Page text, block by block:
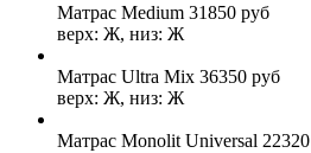
Матрас Medium 31850 руб
верх: Ж, низ: Ж
Матрас Ultra Mix 36350 руб
верх: Ж, низ: Ж
Матрас Monolit Universal 22320